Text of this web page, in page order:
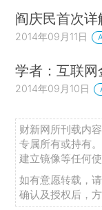
阎庆民首次
2014年09月11日
学者：互联
2014年09月10日
财新网所刊载内
专属所有或持有
建立镜像等任何使
如有意愿转载，
确认及授权后，方